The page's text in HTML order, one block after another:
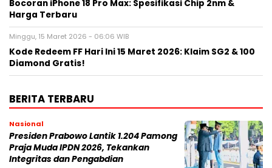
Bocoran iPhone 18 Pro Max: Spesifikasi Chip 2nm &
Harga Terbaru
Minggu, 15 Maret 2026 - 06:06 WIB
Kode Redeem FF Hari Ini 15 Maret 2026: Klaim SG2 & 100
Diamond Gratis!
BERITA TERBARU
Nasional
Presiden Prabowo Lantik 1.204 Pamong
Praja Muda IPDN 2026, Tekankan
Integritas dan Pengabdian